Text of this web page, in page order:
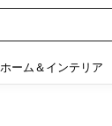
ホーム＆インテリア